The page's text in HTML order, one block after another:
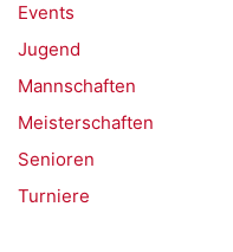
Events
Jugend
Mannschaften
Meisterschaften
Senioren
Turniere